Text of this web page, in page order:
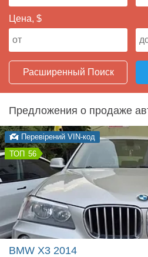
Цена, $
Расширенный Поиск
Предложения о продаже
Перевірений VIN-код
56
BMW X3 2014